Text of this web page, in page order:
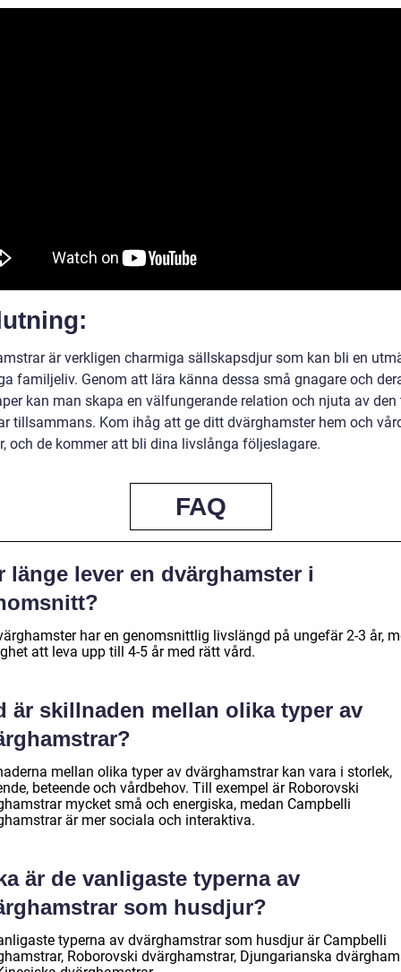
är verkligen charmiga sällskapsdjur som kan bli en
familjeliv. Genom att lära känna dessa små gnagare och
kan man skapa en välfungerande relation och njuta av
tillsammans. Kom ihåg att ge ditt dvärghamster hem och
och de kommer att bli dina livslånga följeslagare.
FAQ
länge lever en dvärghamster i
har en genomsnittlig livslängd på ungefär 2-3 år,
att leva upp till 4-5 år med rätt vård.
är skillnaden mellan olika typer av
mellan olika typer av dvärghamstrar kan vara i storlek,
beteende och vårdbehov. Till exempel är Roborovski
mycket små och energiska, medan Campbelli
är mer sociala och interaktiva.
är de vanligaste typerna av
som husdjur?
typerna av dvärghamstrar som husdjur är Campbelli
Roborovski dvärghamstrar, Djungarianska